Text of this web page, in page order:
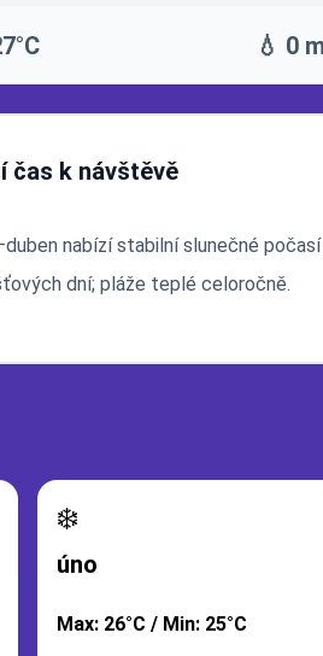
💧 0
čas k návštěvě
nabízí stabilní slunečné počasí
dní; pláže teplé celoročně.
❄️
úno
Max: 26°C / Min: 25°C